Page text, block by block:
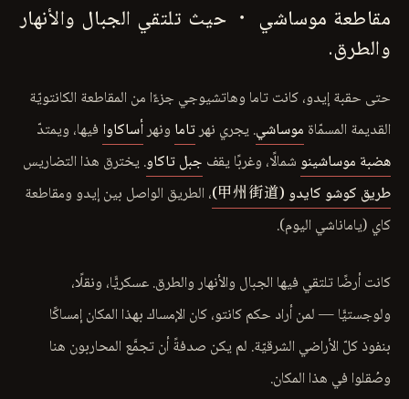
مقاطعة موساشي ・ حيث تلتقي الجبال والأنهار
والطرق.
حتى حقبة إيدو، كانت تاما وهاتشيوجي جزءًا من المقاطعة الكانتويّة
القديمة المسمّاة موساشي. يجري نهرتاما ونهرأساكاوا فيها، ويمتدّ
هضبة موساشينو شمالًا، وغربًا يقف جبل تاكاو. يخترق هذا التضاريس
طريق كوشو كايدو (甲州街道)
، الطريق الواصل بين إيدو ومقاطعة
كاي (ياماناشي اليوم).
كانت أرضًا تلتقي فيها الجبال والأنهار والطرق. عسكريًّا، ونقلًا،
ولوجستيًّا — لمن أراد حكم كانتو، كان الإمساك بهذا المكان إمساكًا
بنفوذ كلّ الأراضي الشرقيّة. لم يكن صدفةً أن تجمَّع المحاربون هنا
وصُقلوا في هذا المكان.